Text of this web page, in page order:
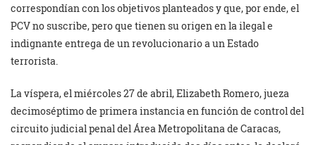
correspondían con los objetivos planteados y que, por ende, el
PCV no suscribe, pero que tienen su origen en la ilegal e
indignante entrega de un revolucionario a un Estado
terrorista.
La víspera, el miércoles 27 de abril, Elizabeth Romero, jueza
decimoséptimo de primera instancia en función de control del
circuito judicial penal del Área Metropolitana de Caracas,